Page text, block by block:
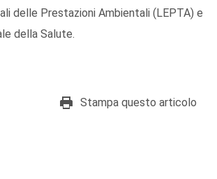
delle Prestazioni Ambientali (LEPTA) e
della Salute.
Stampa questo articolo